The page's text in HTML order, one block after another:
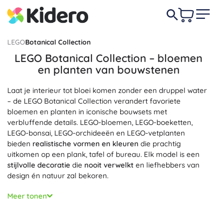
LEGOBotanical Collection
LEGO Botanical Collection – bloemen
en planten van bouwstenen
Laat je interieur tot bloei komen zonder een druppel water
– de LEGO Botanical Collection verandert favoriete
bloemen en planten in iconische bouwsets met
verbluffende details. LEGO-bloemen, LEGO-boeketten,
LEGO-bonsai, LEGO-orchideeën en LEGO-vetplanten
bieden realistische vormen en kleuren die prachtig
uitkomen op een plank, tafel of bureau. Elk model is een
stijlvolle decoratie die nooit verwelkt en liefhebbers van
design én natuur zal bekoren.
LEGO-sets voor volwassenen 18+ zorgen voor een
ontspannende bouwervaring
Meer tonen